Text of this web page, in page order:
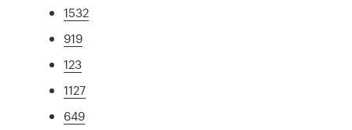
1532
919
123
1127
649